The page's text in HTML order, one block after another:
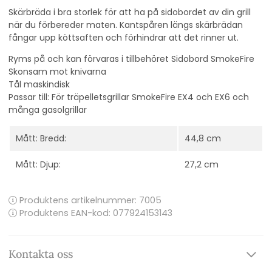
Skärbräda i bra storlek för att ha på sidobordet av din grill
när du förbereder maten. Kantspåren längs skärbrädan
fångar upp köttsaften och förhindrar att det rinner ut.
Ryms på och kan förvaras i tillbehöret Sidobord SmokeFire
Skonsam mot knivarna
Tål maskindisk
Passar till: För träpelletsgrillar SmokeFire EX4 och EX6 och
många gasolgrillar
Mått: Bredd: 44,8 cm
Mått: Djup: 27,2 cm
Produktens artikelnummer: 7005
Produktens EAN-kod: 077924153143
Kontakta oss